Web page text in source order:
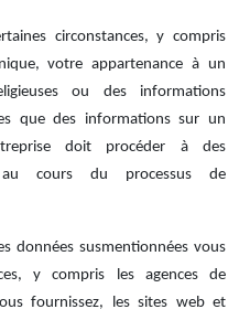
circonstances, y compris
votre appartenance à un
ou des informations
que des informations sur un
doit procéder à des
au cours du processus de
données susmentionnées vous
y compris les agences de
fournissez, les sites web et